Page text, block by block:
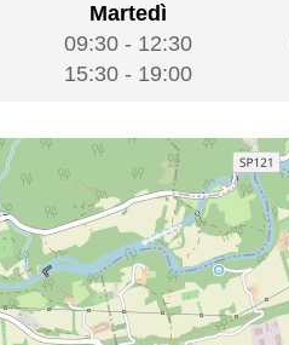
Martedì
09:30- 12:30
15:30- 19:00